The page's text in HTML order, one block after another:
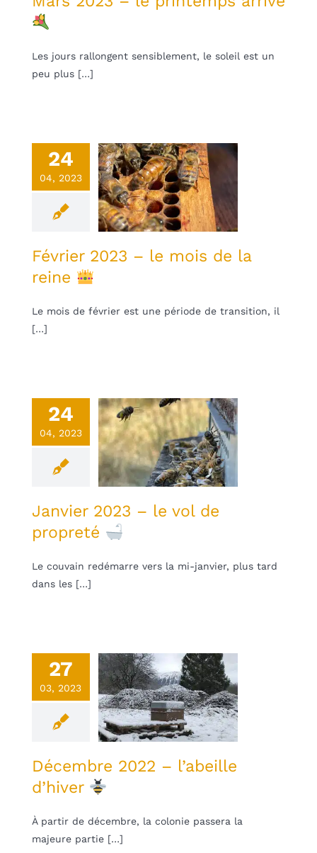
Les jours rallongent sensiblement, le soleil est un
peu plus […]
24
04, 2023
2023 –
de la
Février 2023 – le mois de la
reine
Le mois de février est une période de transition, il
[…]
24
04, 2023
2023 –
vol de
Janvier 2023 – le vol de
propreté
Le couvain redémarre vers la mi-janvier, plus tard
dans les […]
27
03, 2023
2022
l’abeille
Décembre 2022 – l’abeille
d’hiver
À partir de décembre, la colonie passera la
majeure partie […]